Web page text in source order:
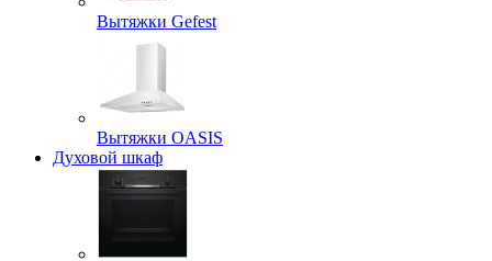
Вытяжки Gefest
Вытяжки OASIS
Духовой шкаф